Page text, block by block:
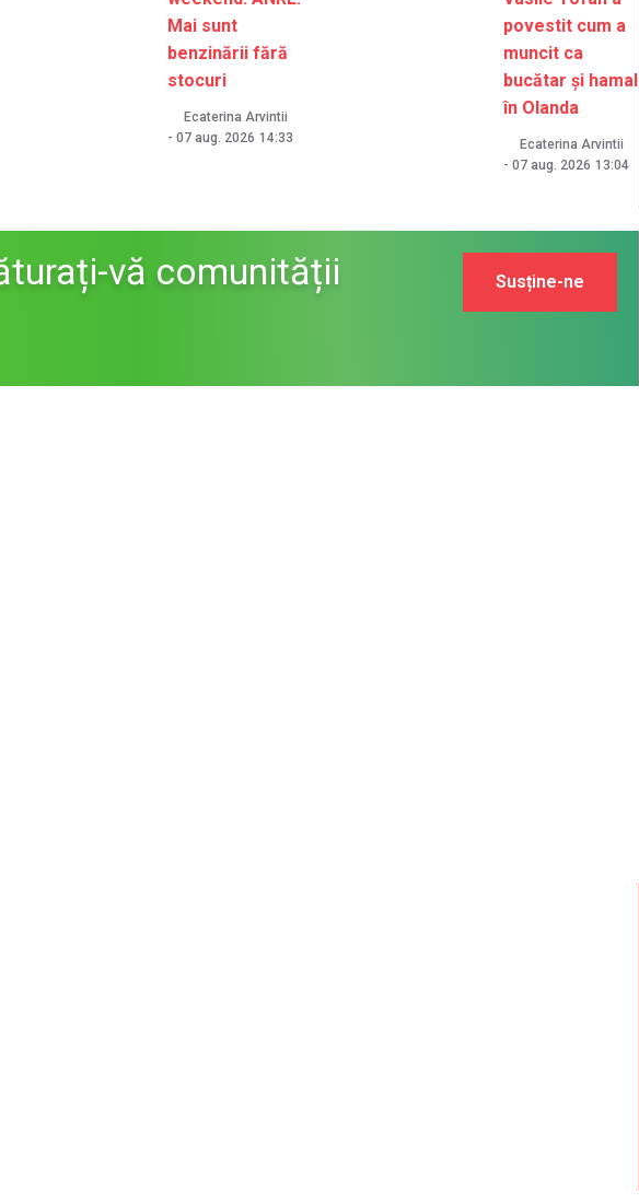
Mai sunt
benzinării fără
stocuri
Ecaterina Arvintii
- 07 aug. 2026 14:33
povestit cum a
muncit ca
bucătar și hamal
în Olanda
Ecaterina Arvintii
- 07 aug. 2026 13:04
vă comunității
Susține-ne